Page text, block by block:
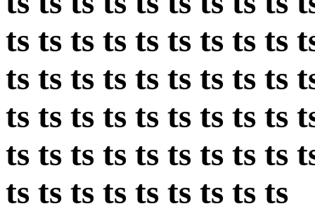
ts ts ts ts ts ts ts ts ts
ts ts ts ts ts ts ts ts ts
ts ts ts ts ts ts ts ts ts
ts ts ts ts ts ts ts ts ts
ts ts ts ts ts ts ts ts ts